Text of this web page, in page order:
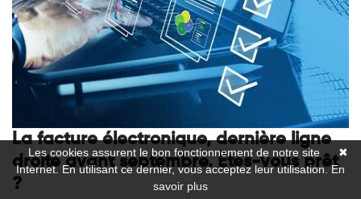
La facture électronique, dernière ligne
droite avant septembre. Êtes-vous prêt
?
✖
Les cookies assurent le bon fonctionnement de notre site
Internet. En utilisant ce dernier, vous acceptez leur utilisation.En
savoir plus